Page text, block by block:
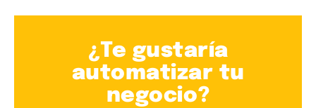
¿Te gustaría
automatizar tu
negocio?